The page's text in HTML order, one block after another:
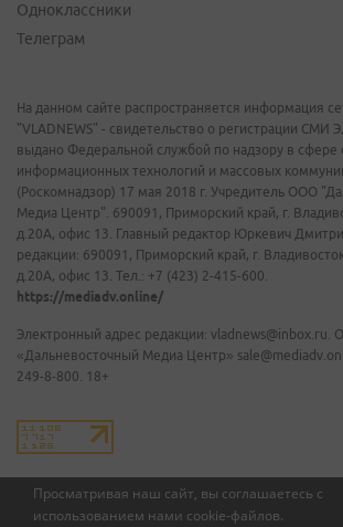
Просматривая наш сайт, вы соглашаетесь с
использованием нами cookie-файлов.
Одноклассники
Телеграм
На данном сайте распространяется информация
"VLADNEWS" - свидетельство о регистрации
выдано Федеральной службой по надзору в сфере
информационных технологий и массовых
(Роскомнадзор) 17 мая 2018 г. Учредитель ООО
Медиа Центр". 690091, Приморский край, г.
д.20А, офис 13. Главный редактор Юркевич
редакции: 690091, Приморский край, г.
д.20А, офис 13. Тел.: +7 (423) 2-415-600.
https://mediadv.online/
Электронный адрес редакции: vladnews@inbox.ru.
«Дальневосточный Медиа Центр»
249-8-800. 18+